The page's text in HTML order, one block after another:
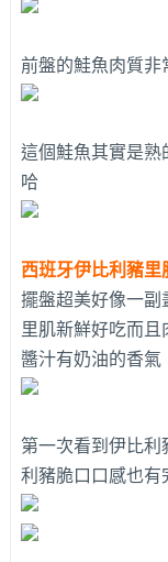
前盤的鮭魚肉質非
這個鮭魚其實是
哈
西班牙伊比利豬里
擺盤超美好像一
里肌新鮮好吃而且
醬汁有奶油的香氣
第一次看到伊比
利豬脆口口感也